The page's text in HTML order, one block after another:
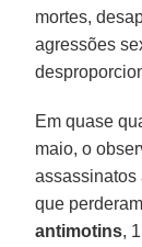
mortes,
agressões
Em quase
maio, o
assassinatos
que
antimotins,